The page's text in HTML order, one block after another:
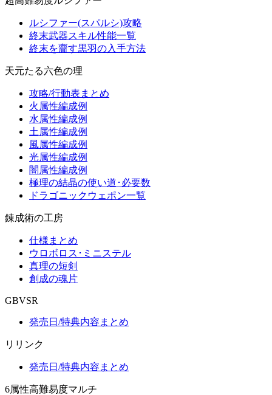
ルシファー(スパルシ)攻略
終末武器スキル性能一覧
終末を齎す黒羽の入手方法
天元たる六色の理
攻略/行動表まとめ
火属性編成例
水属性編成例
土属性編成例
風属性編成例
光属性編成例
闇属性編成例
極理の結晶の使い道･必要数
ドラゴニックウェポン一覧
錬成術の工房
仕様まとめ
ウロボロス･ミニステル
真理の短剣
創成の魂片
GBVSR
発売日/特典内容まとめ
リリンク
発売日/特典内容まとめ
6属性高難易度マルチ